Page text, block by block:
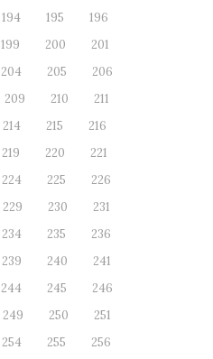
194 195
196
199 200
201
204 205
206
209 210
211
214 215
216
219 220
221
224 225
226
229 230
231
234 235
236
239 240
241
244 245
246
249 250
251
254 255
256